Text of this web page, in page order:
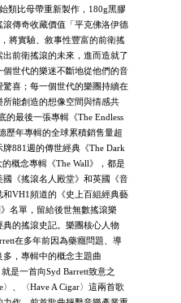
類比母帶重新製作，180g黑膠
傳奇收藏價值「平克佛洛伊德
將實驗、敘事性豐富的前衛搖
前衛搖滾的未來，進而造就了
世代的樂迷不斷地從他們的音
喜；每一個世代的樂團持續在
能創造的想像空間與情感共
的最後一張專輯《The Endless
歷年專輯的全球累積銷售量超
881週的傳世經典《The Dark
概念專輯《The Wall》，都是
《搖滾名人殿堂》和英國《音
VH1頻道的《史上百組經典藝
名單，留給後世無數搖滾樂
的搖滾史記。樂團核心人物
在多年前因為藥癮問題、導
，專輯中的概念主題曲
就是一首向Syd Barrett致意之
、〈Have A Cigar〉這兩首歌